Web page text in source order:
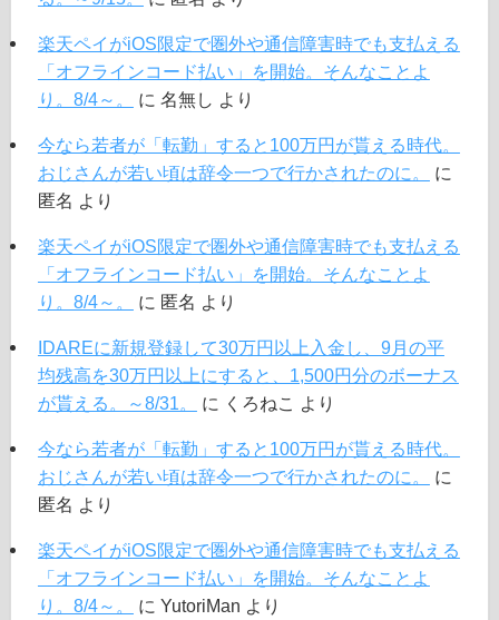
楽天ペイがiOS限定で圏外や通信障害時でも支払える
「オフラインコード払い」を開始。そんなことよ
り。8/4～。
に 名無し より
今なら若者が「転勤」すると100万円が貰える時代。
おじさんが若い頃は辞令一つで行かされたのに。
に
匿名 より
楽天ペイがiOS限定で圏外や通信障害時でも支払える
「オフラインコード払い」を開始。そんなことよ
り。8/4～。
に 匿名 より
IDAREに新規登録して30万円以上入金し、9月の平
均残高を30万円以上にすると、1,500円分のボーナス
が貰える。～8/31。
に くろねこ より
今なら若者が「転勤」すると100万円が貰える時代。
おじさんが若い頃は辞令一つで行かされたのに。
に
匿名 より
楽天ペイがiOS限定で圏外や通信障害時でも支払える
「オフラインコード払い」を開始。そんなことよ
り。8/4～。
に YutoriMan より